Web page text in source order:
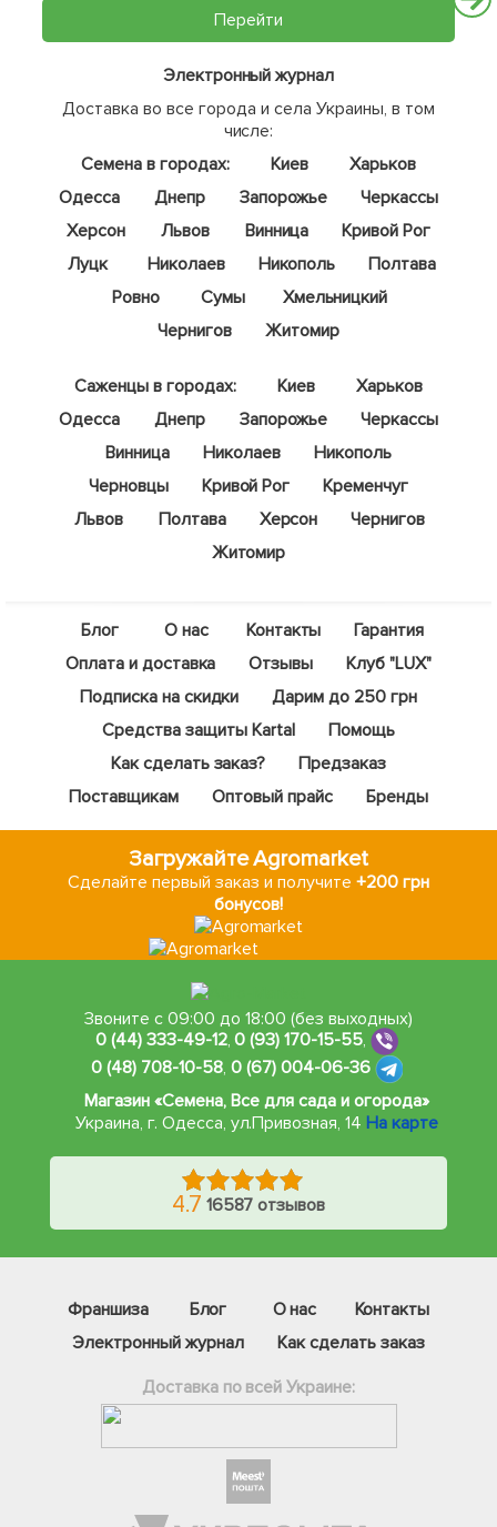
Перейти
Электронный журнал
Доставка во все города и села Украины, в том
числе:
Семена в городах:
Киев
Харьков
Одесса
Днепр Запорожье
Черкассы
Херсон
Львов Винница
Кривой Рог
Луцк
Николаев Никополь
Полтава
Ровно
Сумы
Хмельницкий
Чернигов
Житомир
Саженцы в городах: Киев
Харьков
Одесса
Днепр Запорожье
Черкассы
Винница
Николаев
Никополь
Черновцы
Кривой Рог
Кременчуг
Львов
Полтава Херсон
Чернигов
Житомир
Блог О нас Контакты
Гарантия
Оплата и доставка
Отзывы
Клуб "LUX"
Подписка на скидки
Дарим до 250 грн
Средства защиты Kartal
Помощь
Как сделать заказ?
Предзаказ
Поставщикам
Оптовый прайс Бренды
Загружайте Agromarket
Сделайте первый заказ и получите +200 грн
бонусов!
Звоните с 09:00 до 18:00 (без выходных)
0 (44) 333-49-12,0 (93) 170-15-55,
0 (48) 708-10-58, 0 (67) 004-06-36
Магазин «Семена, Все для сада и огорода»
Украина, г. Одесса, ул.Привозная, 14 На карте
4.7 16587 отзывов
Франшиза Блог О нас
Контакты
Электронный журнал
Как сделать заказ
Доставка по всей Украине: